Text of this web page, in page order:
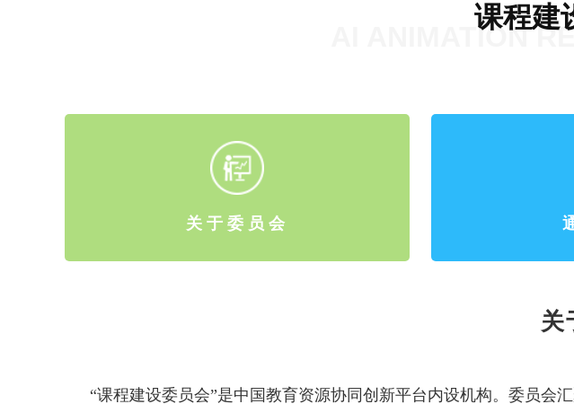
课程建
AI ANIMATION
关于委员会
关
“课程建设委员会”是中国教育资源协同创新平台内设机构。委员会